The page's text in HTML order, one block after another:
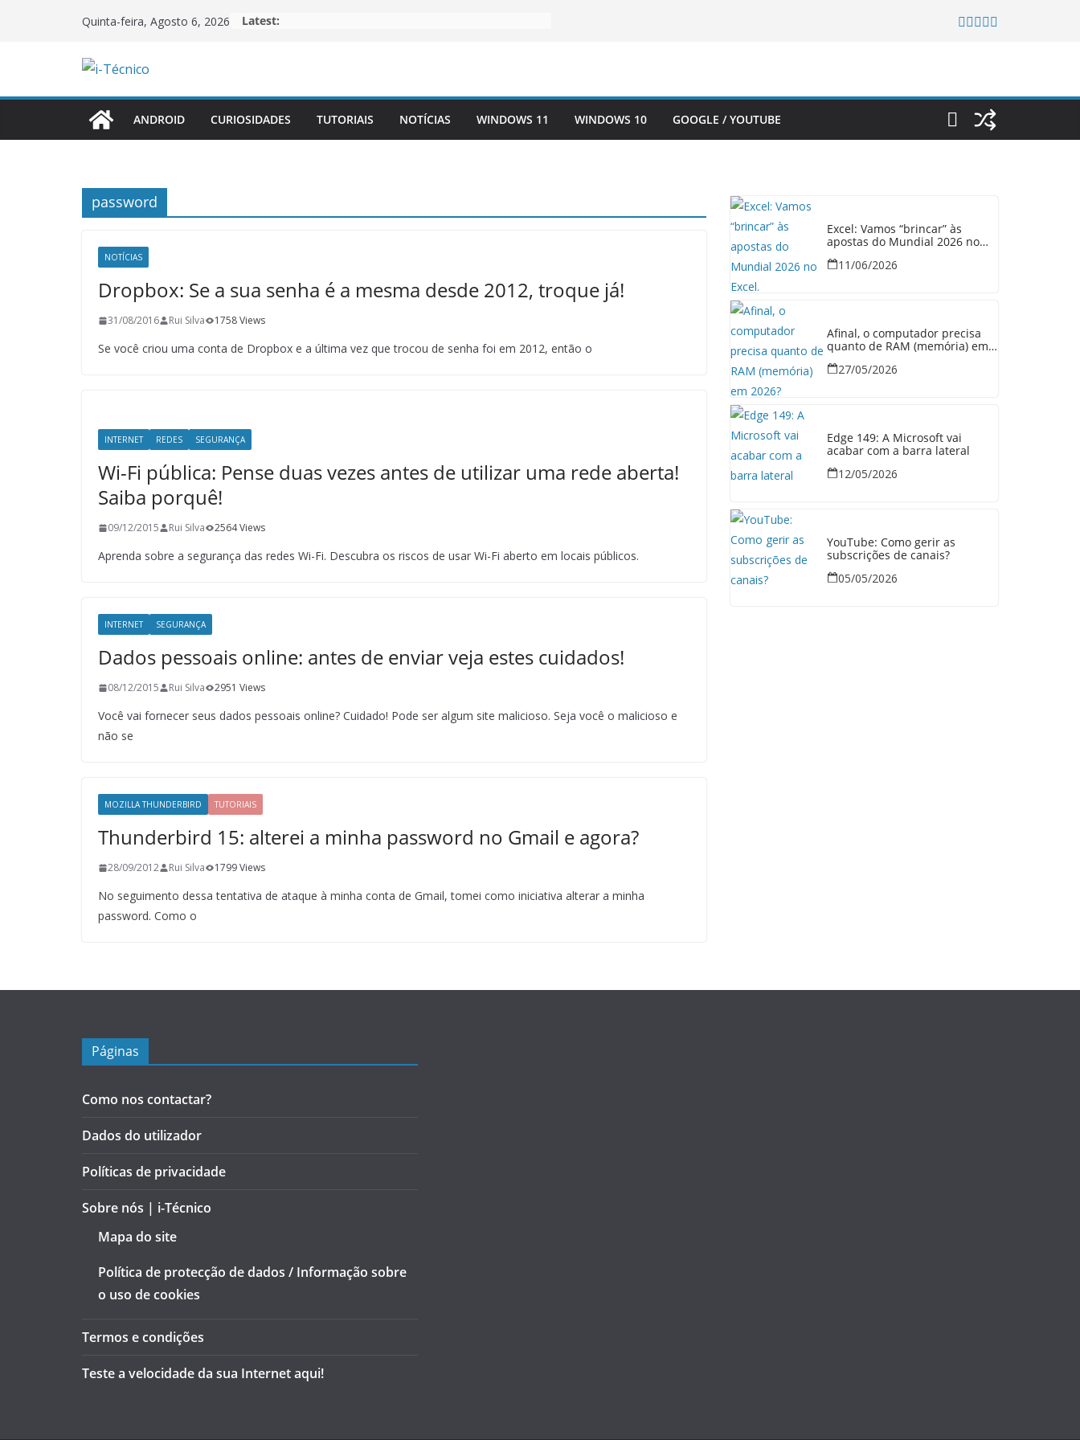
Quinta-feira, Agosto 6, 2026 Latest:
ANDROID CURIOSIDADES TUTORIAIS NOTÍCIAS WINDOWS 11 WINDOWS 10 GOOGLE / YOUTUBE
password
NOTÍCIAS
Dropbox: Se a sua senha é a mesma desde 2012, troque já!
31/08/2016 Rui Silva 1758 Views
Se você criou uma conta de Dropbox e a última vez que trocou de senha foi em 2012, então o
INTERNET REDES SEGURANÇA
Wi-Fi pública: Pense duas vezes antes de utilizar uma rede aberta!
Saiba porquê!
09/12/2015 Rui Silva 2564 Views
Aprenda sobre a segurança das redes Wi-Fi. Descubra os riscos de usar Wi-Fi aberto em locais públicos.
INTERNET SEGURANÇA
Dados pessoais online: antes de enviar veja estes cuidados!
08/12/2015 Rui Silva 2951 Views
Você vai fornecer seus dados pessoais online? Cuidado! Pode ser algum site malicioso. Seja você o malicioso e
não se
MOZILLA THUNDERBIRD TUTORIAIS
Thunderbird 15: alterei a minha password no Gmail e agora?
28/09/2012 Rui Silva 1799 Views
No seguimento dessa tentativa de ataque à minha conta de Gmail, tomei como iniciativa alterar a minha
password. Como o
Excel: Vamos “brincar” às
apostas do Mundial 2026 no
11/06/2026
Afinal, o computador precisa
quanto de RAM (memória) em
27/05/2026
Edge 149: A Microsoft vai
acabar com a barra lateral
12/05/2026
YouTube: Como gerir as
subscrições de canais?
05/05/2026
Páginas
Como nos contactar?
Dados do utilizador
Políticas de privacidade
Sobre nós | i-Técnico
Mapa do site
Política de protecção de dados / Informação sobre
o uso de cookies
Termos e condições
Teste a velocidade da sua Internet aqui!